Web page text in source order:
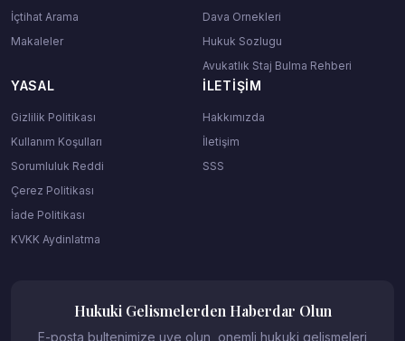
İçtihat Arama
Makaleler
Dava Ornekleri
Hukuk Sozlugu
Avukatlık Staj Bulma Rehberi
YASAL
Gizlilik Politikası
Kullanım Koşulları
Sorumluluk Reddi
Çerez Politikası
İade Politikası
KVKK Aydinlatma
İLETIŞIM
Hakkımızda
İletişim
SSS
Hukuki Gelismelerden Haberdar Olun
E-posta bultenimize uye olun, onemli hukuki gelismeleri